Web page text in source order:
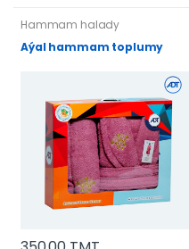
Hammam halady
Aýal hammam toplumy